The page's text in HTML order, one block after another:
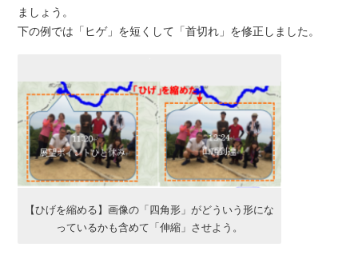
ましょう。
下の例では「ヒゲ」を短くして「首切れ」を修正しました。
【ひげを縮める】画像の「四角形」がどういう形にな
っているかも含めて「伸縮」させよう。